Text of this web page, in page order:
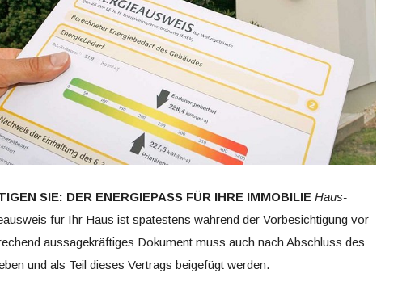
SIE: DER ENERGIEPASS FÜR IHRE IMMOBILIE Haus-
für Ihr Haus ist spätestens während der Vorbesichtigung vor
aussagekräftiges Dokument muss auch nach Abschluss des
und als Teil dieses Vertrags beigefügt werden.